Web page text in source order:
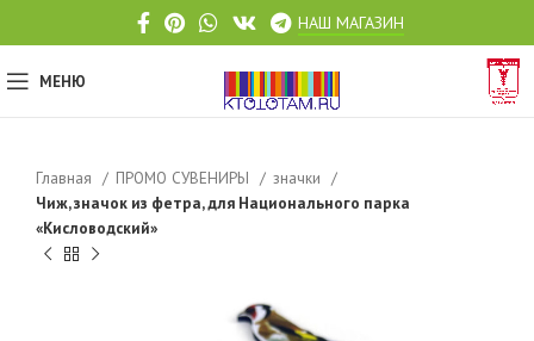
НАШ МАГАЗИН
МЕНЮ
Главная ПРОМО СУВЕНИРЫ
значки
Чиж, значок из фетра, для Национального парка
«Кисловодский»